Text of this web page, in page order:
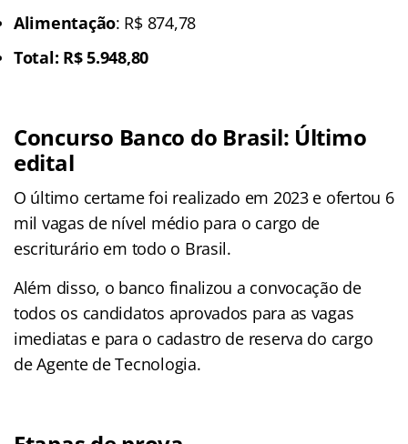
Alimentação: R$ 874,78
Total: R$ 5.948,80
Concurso Banco do Brasil: Último
edital
O último certame foi realizado em 2023 e ofertou 6
mil vagas de nível médio para o cargo de
escriturário em todo o Brasil.
Além disso, o banco finalizou a convocação de
todos os candidatos aprovados para as vagas
imediatas e para o cadastro de reserva do cargo
de Agente de Tecnologia.